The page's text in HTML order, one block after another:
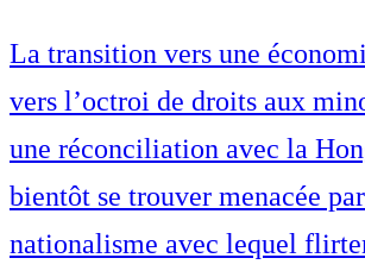
La transition vers une
vers l’octroi de droits aux
une réconciliation avec la
bientôt se trouver menacée
nationalisme avec lequel